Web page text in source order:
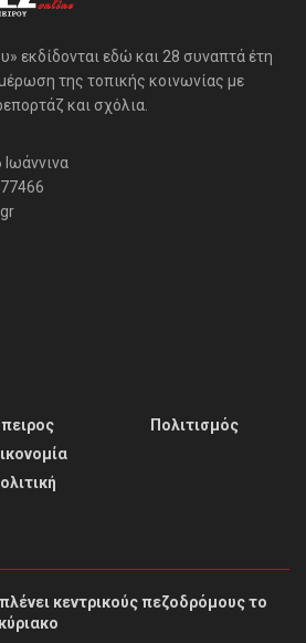
εκδίδονται εδώ και 28 συναπτά έτη
της τοπικής κοινωνίας με
και σχόλια.
Πολιτισμός
κεντρικούς πεζοδρόμους το